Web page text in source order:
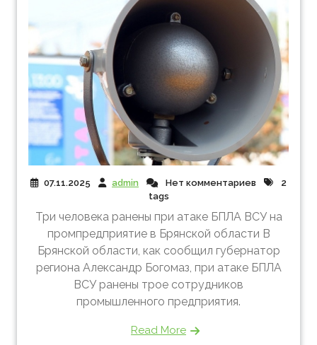
07.11.2025 admin Нет комментариев
2
tags
Три человека ранены при атаке БПЛА ВСУ на
промпредприятие в Брянской области В
Брянской области, как сообщил губернатор
региона Александр Богомаз, при атаке БПЛА
ВСУ ранены трое сотрудников
промышленного предприятия.
Read More